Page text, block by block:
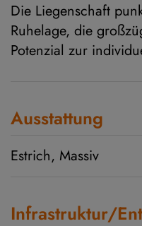
Die Liegenschaft
Ruhelage, die
Potenzial zur
Ausstattung
Estrich Massiv
Infrastruktur/